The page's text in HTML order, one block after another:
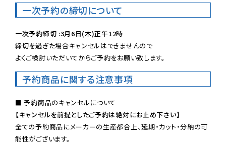
一次予約の締切について
一次予約締切 :3月6日(木)正午12時
締切を過ぎた場合キャンセルはできませんので
よくご検討いただいてからご予約をお願い致します。
予約商品に関する注意事項
【キャンセルを前提としたご予約は絶対にお止め下さい】
全ての予約商品にメーカーの生産都合上、延期・カット・分納の可
能性がございます。